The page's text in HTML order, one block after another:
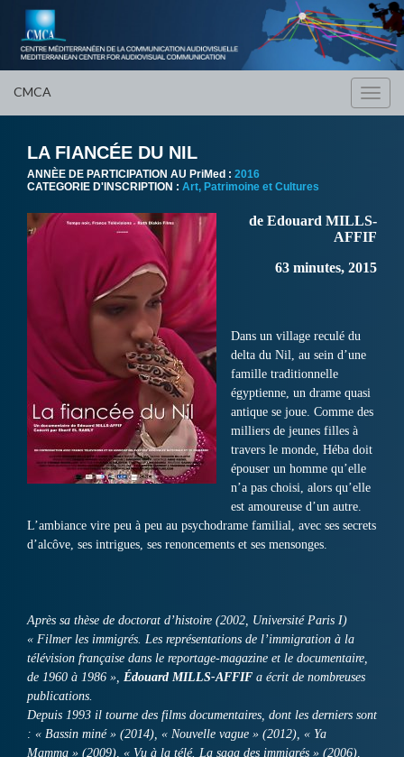
CMCA
LA FIANCÉE DU NIL
ANNÈE DE PARTICIPATION AU PriMed : 2016
CATEGORIE D'INSCRIPTION : Art, Patrimoine et Cultures
de Edouard MILLS-
AFFIF
63 minutes, 2015
Dans un village reculé du
delta du Nil, au sein d’une
famille traditionnelle
égyptienne, un drame quasi
antique se joue. Comme des
milliers de jeunes filles à
travers le monde, Héba doit
épouser un homme qu’elle
n’a pas choisi, alors qu’elle
est amoureuse d’un autre.
L’ambiance vire peu à peu au psychodrame familial, avec ses secrets
d’alcôve, ses intrigues, ses renoncements et ses mensonges.
Après sa thèse de doctorat d’histoire (2002, Université Paris I)
« Filmer les immigrés. Les représentations de l’immigration à la
télévision française dans le reportage-magazine et le documentaire,
de 1960 à 1986 », Édouard MILLS-AFFIF a écrit de nombreuses
publications.
Depuis 1993 il tourne des films documentaires, dont les derniers sont
: « Bassin miné » (2014), « Nouvelle vague » (2012), « Ya
Mamma » (2009), « Vu à la télé. La saga des immigrés » (2006),